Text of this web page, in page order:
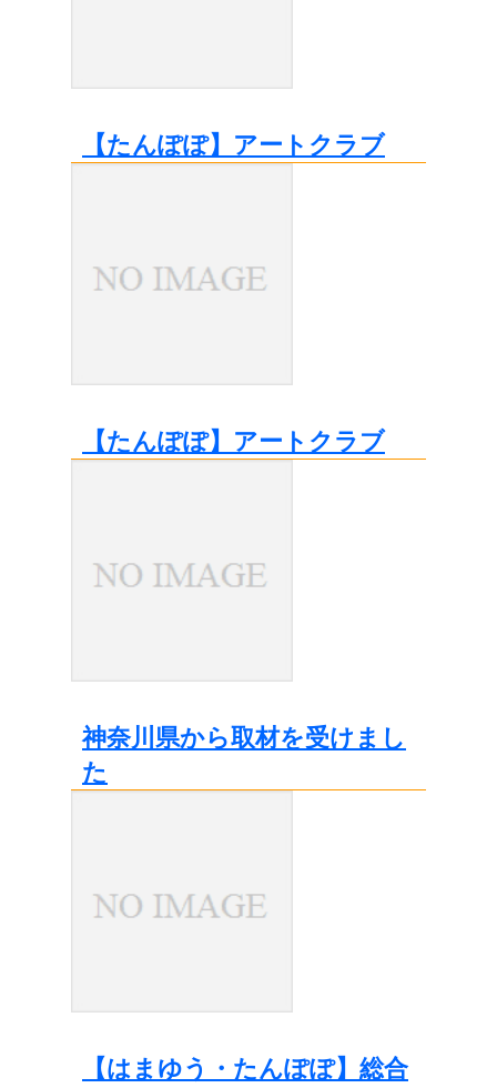
【たんぽぽ】アートクラブ
【たんぽぽ】アートクラブ
神奈川県から取材を受けまし
た
【はまゆう・たんぽぽ】総合